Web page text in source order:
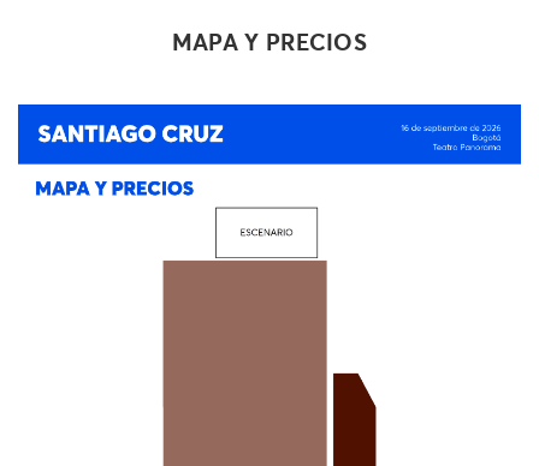
MAPA Y PRECIOS